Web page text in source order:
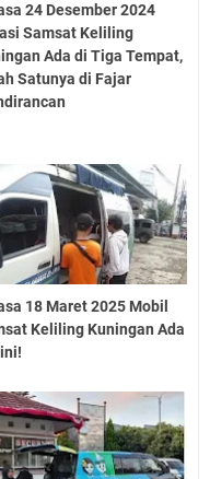
24 Desember 2024
Samsat Keliling
Ada di Tiga Tempat,
Satunya di Fajar
18 Maret 2025 Mobil
Keliling Kuningan Ada